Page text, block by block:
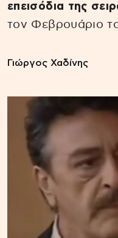
επεισόδια της
τον Φεβρουάριο
Γιώργος Χαδίνης